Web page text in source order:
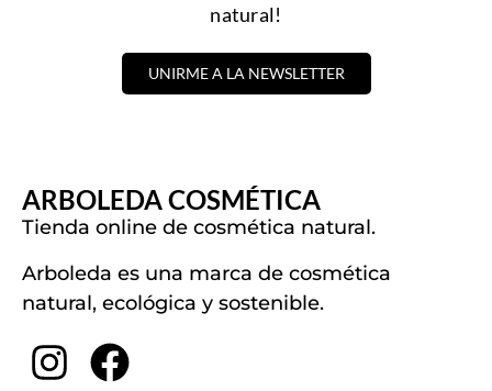
natural!
UNIRME A LA NEWSLETTER
ARBOLEDA COSMÉTICA
Tienda online de cosmética natural.
Arboleda es una marca de cosmética
natural, ecológica y sostenible.